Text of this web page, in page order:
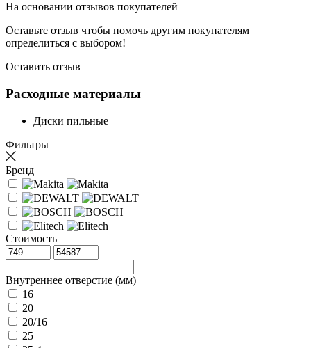
На основании отзывов покупателей
Оставьте отзыв чтобы помочь другим покупателям
определиться с выбором!
Оставить отзыв
Расходные материалы
Диски пильные
Фильтры
Бренд
Стоимость
Внутреннее отверстие (мм)
16
20
20/16
25